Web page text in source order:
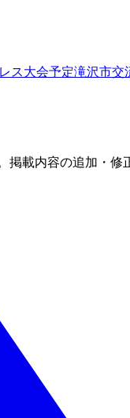
ス大会予定滝沢市交
載内容の追加・修